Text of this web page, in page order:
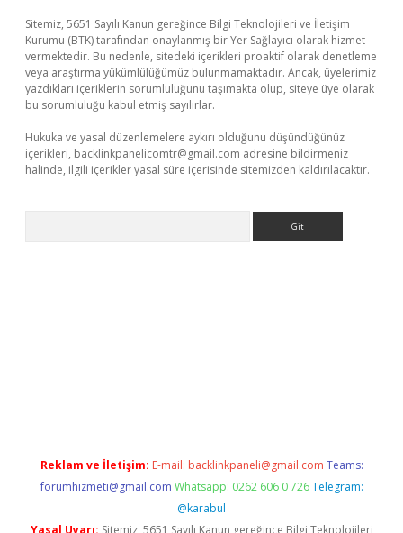
Sitemiz, 5651 Sayılı Kanun gereğince Bilgi Teknolojileri ve İletişim
Kurumu (BTK) tarafından onaylanmış bir Yer Sağlayıcı olarak hizmet
vermektedir. Bu nedenle, sitedeki içerikleri proaktif olarak denetleme
veya araştırma yükümlülüğümüz bulunmamaktadır. Ancak, üyelerimiz
yazdıkları içeriklerin sorumluluğunu taşımakta olup, siteye üye olarak
bu sorumluluğu kabul etmiş sayılırlar.
Hukuka ve yasal düzenlemelere aykırı olduğunu düşündüğünüz
içerikleri, backlinkpanelicomtr@gmail.com adresine bildirmeniz
halinde, ilgili içerikler yasal süre içerisinde sitemizden kaldırılacaktır.
Reklam ve İletişim: E-mail: backlinkpaneli@gmail.com Teams:
forumhizmeti@gmail.com Whatsapp: 0262 606 0 726 Telegram:
@karabul
Yasal Uyarı: Sitemiz, 5651 Sayılı Kanun gereğince Bilgi Teknolojileri